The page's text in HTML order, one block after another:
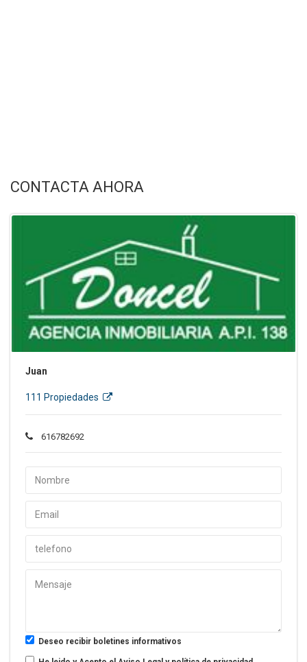
CONTACTA AHORA
Juan
111 Propiedades
616782692
Deseo recibir boletines informativos